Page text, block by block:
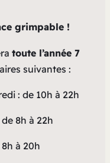
grimpable !
toute l’année 7
suivantes :
: de 10h à 22h
8h à 22h
à 20h